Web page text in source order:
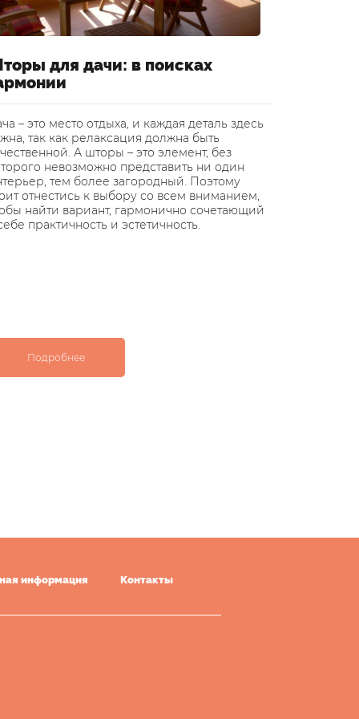
для дачи: в поисках
– это место отдыха, и каждая деталь здесь
так как релаксация должна быть
А шторы – это элемент, без
невозможно представить ни один
тем более загородный. Поэтому
отнестись к выбору со всем вниманием,
найти вариант, гармонично сочетающий
практичность и эстетичность.
Подробнее
информация Контакты